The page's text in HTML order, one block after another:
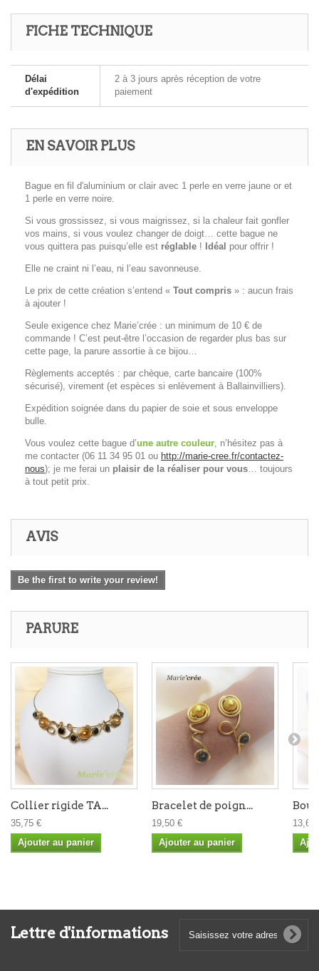
FICHE TECHNIQUE
Délai
d'expédition
2 à 3 jours après réception de votre
paiement
EN SAVOIR PLUS
Bague en fil d'aluminium or clair avec 1 perle en verre jaune or et
1 perle en verre noire.
Si vous grossissez, si vous maigrissez, si la chaleur fait gonfler
vos mains, si vous voulez changer de doigt… cette bague ne
vous quittera pas puisqu’elle est réglable ! Idéal pour offrir !
Elle ne craint ni l’eau, ni l’eau savonneuse.
Le prix de cette création s’entend « Tout compris » : aucun frais
à ajouter !
Seule exigence chez Marie’crée : un minimum de 10 € de
commande ! C’est peut-être l’occasion de regarder plus bas sur
cette page, la parure assortie à ce bijou…
Règlements acceptés : par chèque, carte bancaire (100%
sécurisé), virement (et espèces si enlèvement à Ballainvilliers).
Expédition soignée dans du papier de soie et sous enveloppe
bulle.
Vous voulez cette bague d’une autre couleur, n’hésitez pas à
me contacter (06 11 34 95 01 ou http://marie-cree.fr/contactez-
nous); je me ferai un plaisir de la réaliser pour vous… toujours
à tout petit prix.
AVIS
Be the first to write your review!
PARURE
Collier rigide TA...
35,75 €
Ajouter au panier
Bracelet de poign...
19,50 €
Ajouter au panier
13,65
Lettre d'informations